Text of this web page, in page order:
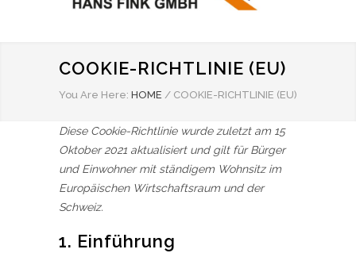
COOKIE-RICHTLINIE (EU)
You Are Here: HOME / COOKIE-RICHTLINIE (EU)
Diese Cookie-Richtlinie wurde zuletzt am 15
Oktober 2021 aktualisiert und gilt für Bürger
und Einwohner mit ständigem Wohnsitz im
Europäischen Wirtschaftsraum und der
Schweiz.
1. Einführung